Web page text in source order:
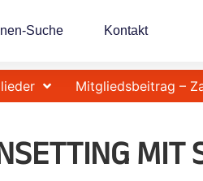
Suche Kontakt
Mitgliedsbeitrag –
MIT